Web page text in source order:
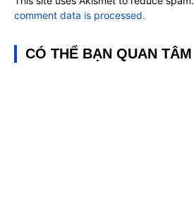
comment data is processed.
CÓ THỂ BẠN QUAN TÂM